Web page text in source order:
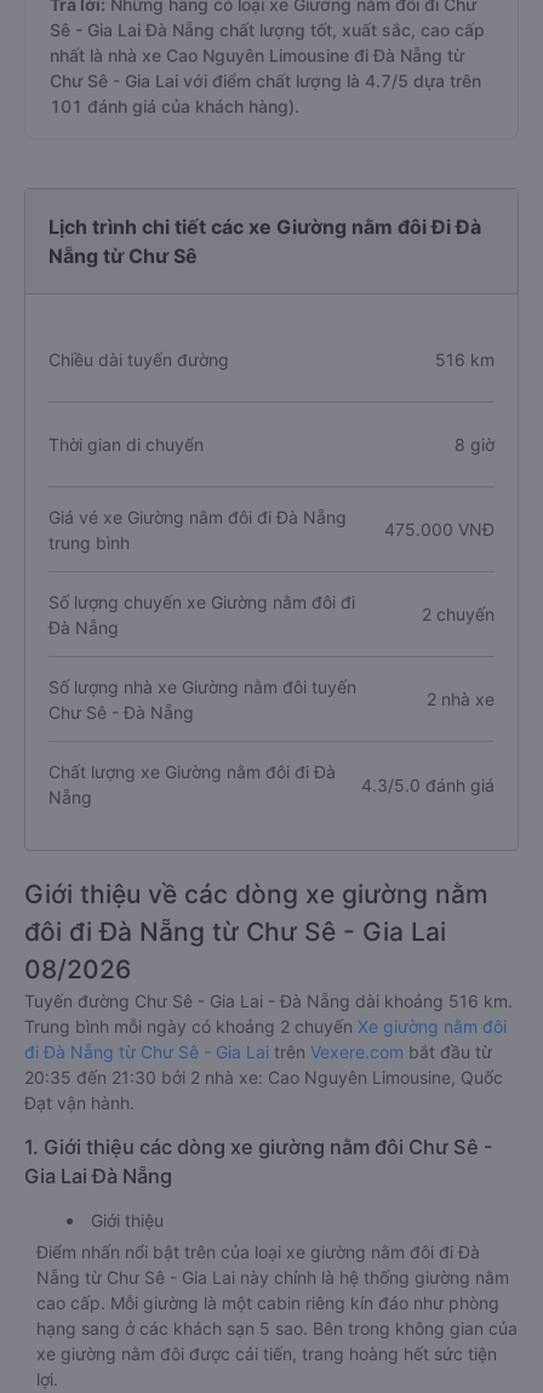
Trả lời: Những hãng có loại xe Giường nằm đôi đi Chư
Sê - Gia Lai Đà Nẵng chất lượng tốt, xuất sắc, cao cấp
nhất là nhà xe Cao Nguyên Limousine đi Đà Nẵng từ
Chư Sê - Gia Lai với điểm chất lượng là 4.7/5 dựa trên
101 đánh giá của khách hàng).
Lịch trình chi tiết các xe Giường nằm đôi Đi Đà
Nẵng từ Chư Sê
Chiều dài tuyến đường 516 km
Thời gian di chuyển 8 giờ
Giá vé xe Giường nằm đôi đi Đà Nẵng
trung bình
475.000 VNĐ
Số lượng chuyến xe Giường nằm đôi đi
Đà Nẵng
2 chuyến
Số lượng nhà xe Giường nằm đôi tuyến
Chư Sê - Đà Nẵng
2 nhà xe
Chất lượng xe Giường nằm đôi đi Đà
Nẵng
4.3/5.0 đánh giá
Giới thiệu về các dòng xe giường nằm
đôi đi Đà Nẵng từ Chư Sê - Gia Lai
08/2026
Tuyến đường Chư Sê - Gia Lai - Đà Nẵng dài khoảng 516 km.
Trung bình mỗi ngày có khoảng 2 chuyến Xe giường nằm đôi
đi Đà Nẵng từ Chư Sê - Gia Lai trên Vexere.com bắt đầu từ
20:35 đến 21:30 bởi 2 nhà xe: Cao Nguyên Limousine, Quốc
Đạt vận hành.
1. Giới thiệu các dòng xe giường nằm đôi Chư Sê -
Gia Lai Đà Nẵng
Giới thiệu
Điểm nhấn nổi bật trên của loại xe giường nằm đôi đi Đà
Nẵng từ Chư Sê - Gia Lai này chính là hệ thống giường nằm
cao cấp. Mỗi giường là một cabin riêng kín đáo như phòng
hạng sang ở các khách sạn 5 sao. Bên trong không gian của
xe giường nằm đôi được cải tiến, trang hoàng hết sức tiện
lợi.